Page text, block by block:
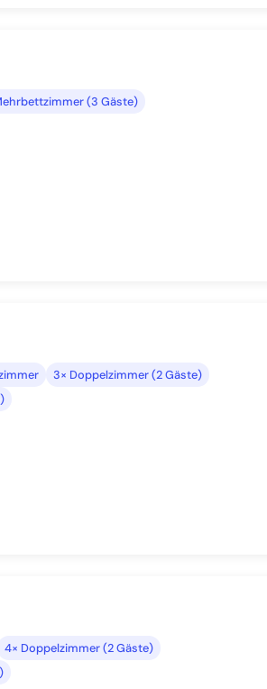
(3 Gäste)
3× Doppelzimmer (2 Gäste)
4× Doppelzimmer (2 Gäste)